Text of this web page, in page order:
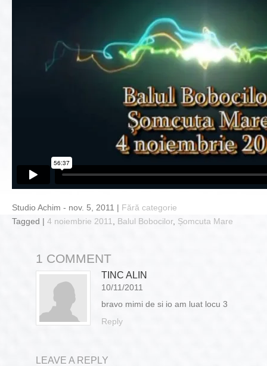
Studio Achim - nov. 5, 2011 | Fără categorie
Tagged | 4 noiembrie 2011 Balul Bobocilor, Șomcuta Mare
1 COMMENT
TINC ALIN
10/11/2011
bravo mimi de si io am luat locu 3
Reply
LEAVE A REPLY